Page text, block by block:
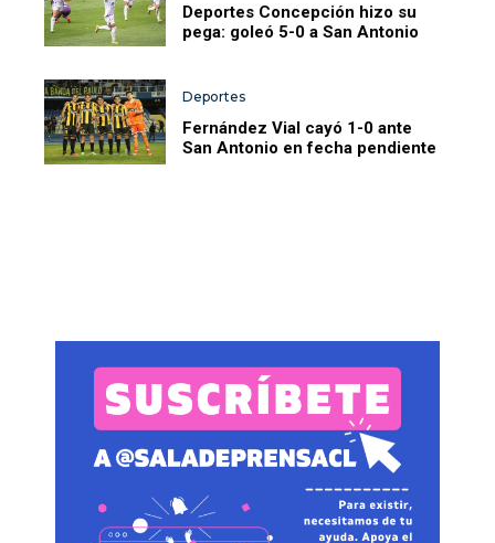
Deportes Concepción hizo su
pega: goleó 5-0 a San Antonio
Deportes
Fernández Vial cayó 1-0 ante
San Antonio en fecha pendiente